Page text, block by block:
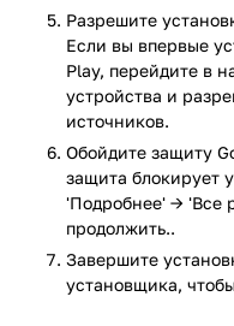
Приложение AIMP
VirusTotal. В
сигнатурам заражения
Разрешите
Если вы впервые
Play, перейдите в
устройства и
источников.
Обойдите защиту
защита блокирует
'Подробнее' → 'Все
продолжить..
Завершите
установщика,